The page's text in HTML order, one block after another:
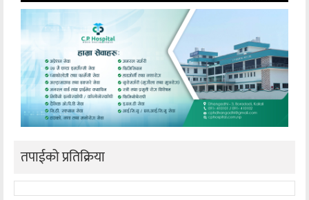
तपाईको प्रतिक्रिया